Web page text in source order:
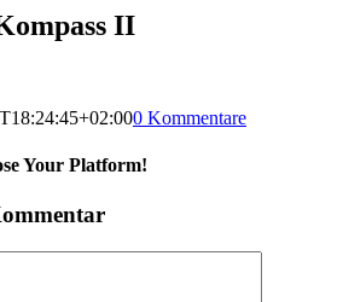
II
0 Kommentare
Your Platform!